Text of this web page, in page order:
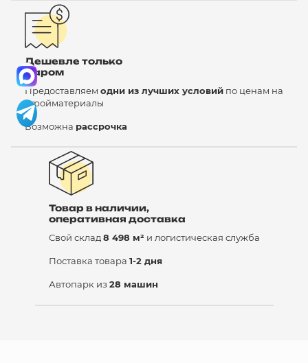
Дешевле только
даром
Предоставляем одни из лучших условий по ценам на
стройматериалы
Возможна рассрочка
Товар в наличии,
оперативная доставка
Свой склад 8 498 м² и логистическая служба
Поставка товара 1-2 дня
Автопарк из 28 машин